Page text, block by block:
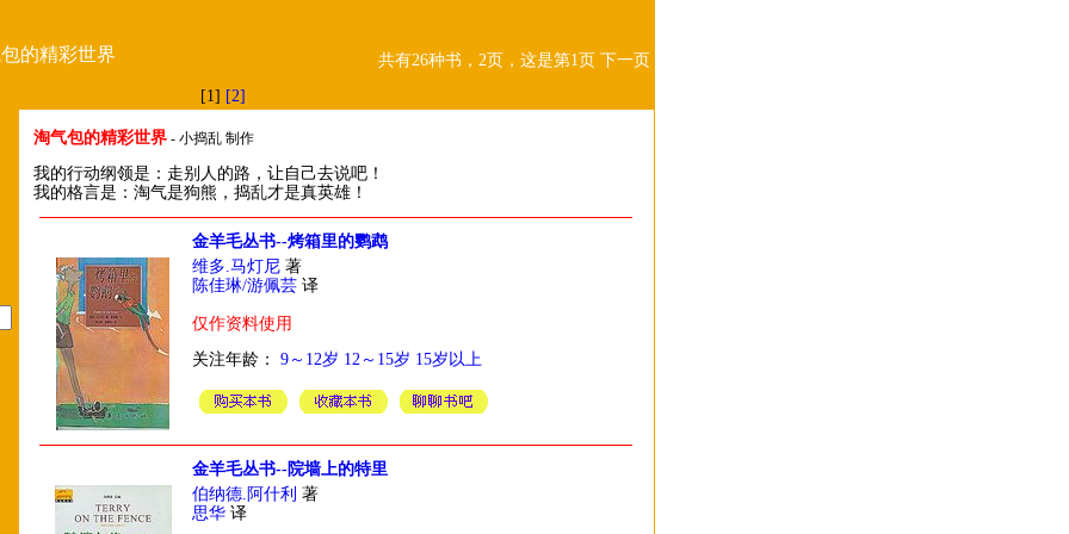
的精彩世界 共有26种书，2页，这是第1页 下一页
[1] [2]
淘气包的精彩世界 - 小捣乱 制作
我的行动纲领是：走别人的路，让自己去说吧！
我的格言是：淘气是狗熊，捣乱才是真英雄！
金羊毛丛书--烤箱里的鹦鹉
维多.马灯尼 著
陈佳琳/游佩芸 译
仅作资料使用
关注年龄： 9～12岁 12～15岁 15岁以上
金羊毛丛书--院墙上的特里
伯纳德.阿什利 著
思华 译